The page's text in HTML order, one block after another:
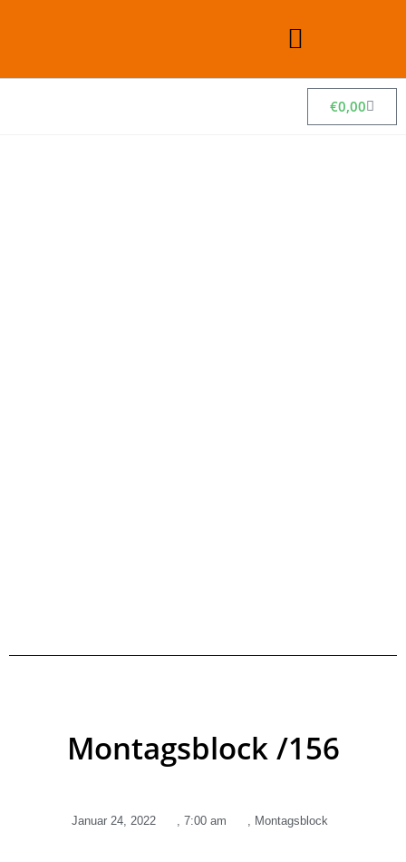
€0,00
Montagsblock /156
Januar 24, 2022 , 7:00 am , Montagsblock